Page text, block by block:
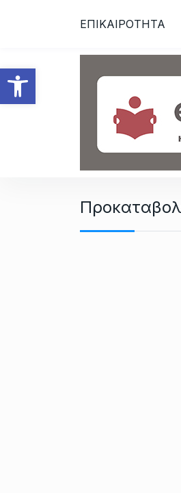
Ανοίξτε τη
ΕΠΙΚΑΙΡΟΤΗΤΑ